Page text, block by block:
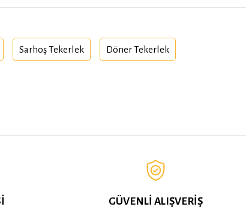
Sarhoş Tekerlek Döner Tekerlek
GÜVENLİ ALIŞVERİŞ